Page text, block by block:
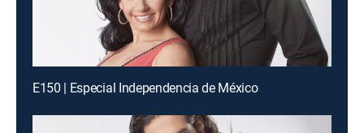
E150 | Especial Independencia de México